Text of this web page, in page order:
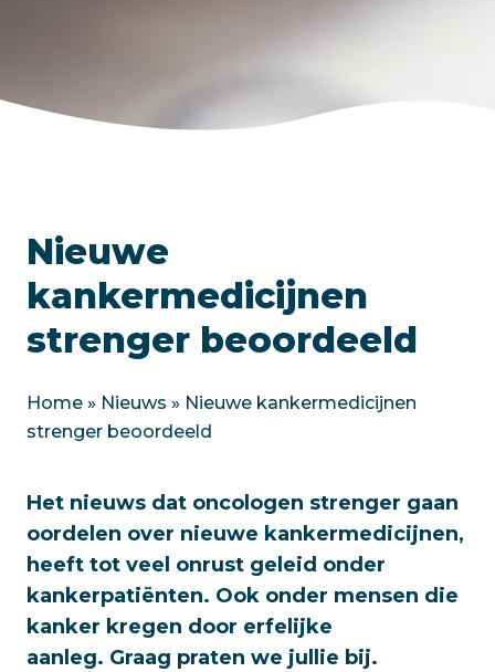
Nieuwe
kankermedicijnen
strenger beoordeeld
Home » Nieuws » Nieuwe kankermedicijnen
strenger beoordeeld
Het nieuws dat oncologen strenger gaan
oordelen over nieuwe kankermedicijnen,
heeft tot veel onrust geleid onder
kankerpatiënten. Ook onder mensen die
kanker kregen door erfelijke
aanleg. Graag praten we jullie bij.